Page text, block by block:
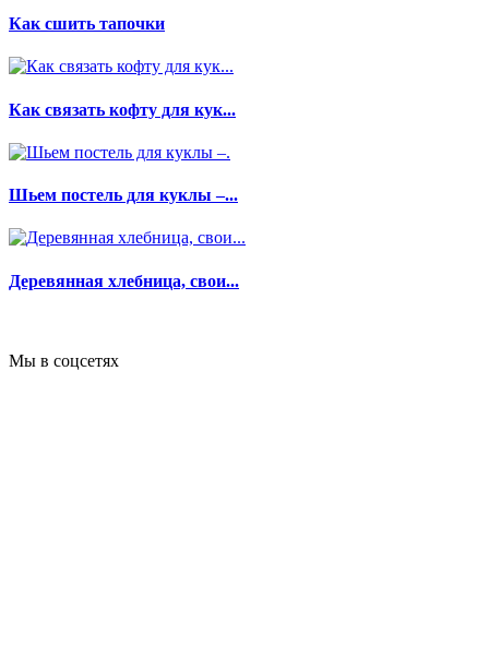
Как сшить тапочки
Как связать кофту для кук...
Шьем постель для куклы –...
Деревянная хлебница, свои...
Мы в соцсетях